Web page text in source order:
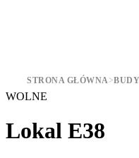
STRONA GŁÓWNA>
WOLNE
Lokal E38